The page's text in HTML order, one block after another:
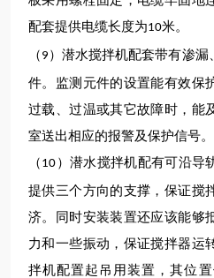
配套提供电缆长度为10米。
（ 9 ）潜水搅拌机配套带有渗漏
件。监测元件的设置能有效保
过载、过温或其它故障时，能
室送出相应的报警及保护信号。
（ 10 ）潜水搅拌机配有可沿导
提供三个方向的支撑，保证搅
济。同时安装装置还应该能够
力和一些振动，保证搅拌器运
拌机配置起吊用装置，其位